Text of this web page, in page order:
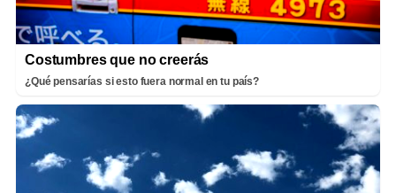
Costumbres que no creerás
¿Qué pensarías si esto fuera normal en tu país?